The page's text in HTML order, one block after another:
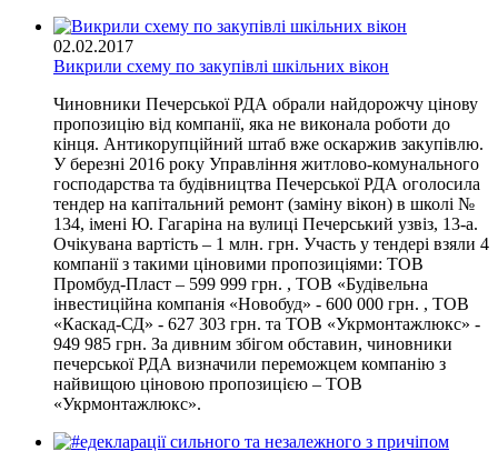
02.02.2017
Викрили схему по закупівлі шкільних вікон
Чиновники Печерської РДА обрали найдорожчу цінову
пропозицію від компанії, яка не виконала роботи до
кінця. Антикорупційний штаб вже оскаржив закупівлю.
У березні 2016 року Управління житлово-комунального
господарства та будівництва Печерської РДА оголосила
тендер на капітальний ремонт (заміну вікон) в школі №
134, iменi Ю. Гагарiна на вулиці Печерський узвіз, 13-а.
Очікувана вартість – 1 млн. грн. Участь у тендері взяли 4
компанії з такими ціновими пропозиціями: ТОВ
Промбуд-Пласт – 599 999 грн. , ТОВ «Будівельна
інвестиційна компанія «Новобуд» - 600 000 грн. , ТОВ
«Каскад-СД» - 627 303 грн. та ТОВ «Укрмонтажлюкс» -
949 985 грн. За дивним збігом обставин, чиновники
печерської РДА визначили переможцем компанію з
найвищою ціновою пропозицією – ТОВ
«Укрмонтажлюкс».